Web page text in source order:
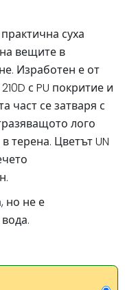
суха
вещите в
Изработен е от
с PU покритие и
част се затваря с
лого
терена. Цветът UN
но не е